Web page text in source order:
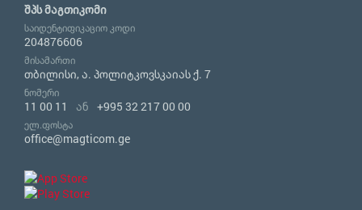
შპს მაგთიკომი
საიდენტიფიკაციო კოდი
204876606
მისამართი
თბილისი, ა. პოლიტკოვსკაიას ქ. 7
ნომერი
11 00 11 ან +995 32 217 00 00
ელ.ფოსტა
office@magticom.ge